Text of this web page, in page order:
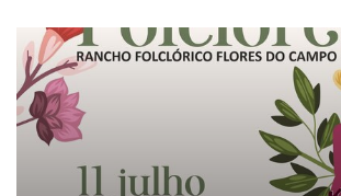
FESTIVAL DE FOLCLORE